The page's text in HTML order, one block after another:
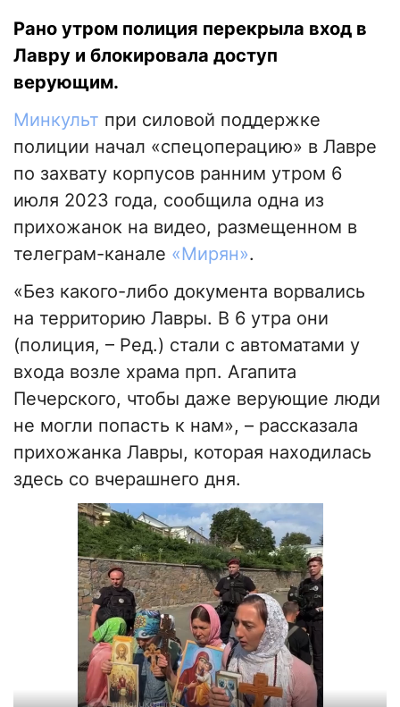
Рано утром полиция перекрыла вход в
Лавру и блокировала доступ
верующим.
Минкульт при силовой поддержке
полиции начал «спецоперацию» в Лавре
по захвату корпусов ранним утром 6
июля 2023 года, сообщила одна из
прихожанок на видео, размещенном в
телеграм-канале «Мирян».
«Без какого-либо документа ворвались
на территорию Лавры. В 6 утра они
(полиция, – Ред.) стали с автоматами у
входа возле храма прп. Агапита
Печерского, чтобы даже верующие люди
не могли попасть к нам», – рассказала
прихожанка Лавры, которая находилась
здесь со вчерашнего дня.